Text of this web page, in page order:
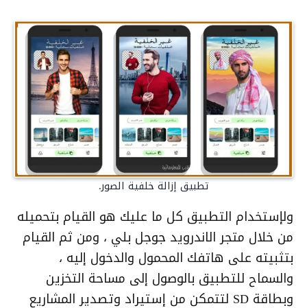
تطبيق إزالة خلفية الصور.
ولإستخدام التطبيق كل ما عليك هو القيام بتحميله
من خلال متجر الاندرويد جوجل بلي ، ومن ثم القيام
بتثبيته على هاتفك المحمول والدخول إليه ،
والسماح للتطبيق بالوصول إلى مساحة التخزين
وبطاقة SD لتتمكن من إستيراد وتصدير المشاريع